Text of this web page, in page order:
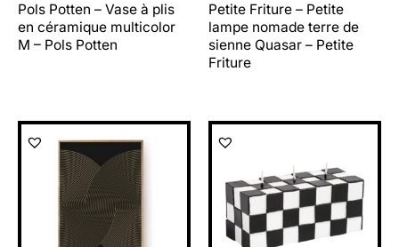
Pols Potten – Vase à plis
en céramique multicolor
M – Pols Potten
Petite Friture – Petite
lampe nomade terre de
sienne Quasar – Petite
Friture